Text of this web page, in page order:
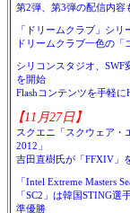
第2弾、第3弾の配信内容
「ドリームクラブ」シ
ドリームクラブ一色の
シリコンスタジオ、
を開始
Flashコンテンツを手軽
【11月27日】
スクエニ「スクウェア・
2012」
吉田直樹氏が「FFXIV」
「Intel Extreme Masters
「SC2」は韓国STING選
準優勝